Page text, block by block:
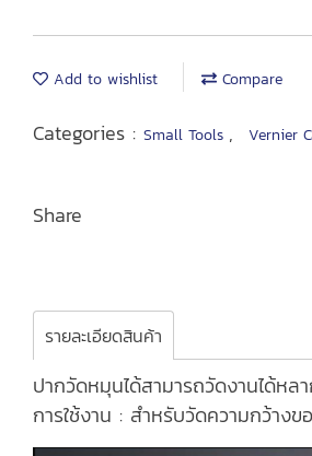
Add to wishlist Compare
Categories : Small Tools , Vernier
Share
รายละเอียดสินค้า
ปากวัดหมุนได้สามารถวัดงานได้หล
การใช้งาน : สำหรับวัดความกว้างข